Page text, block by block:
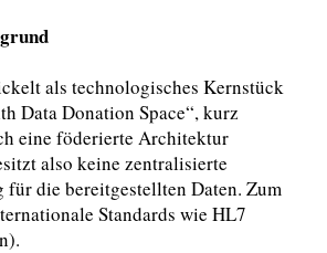
als technologisches Kernstück
Data Donation Space“, kurz
eine föderierte Architektur
also keine zentralisierte
für die bereitgestellten Daten. Zum
Standards wie HL7